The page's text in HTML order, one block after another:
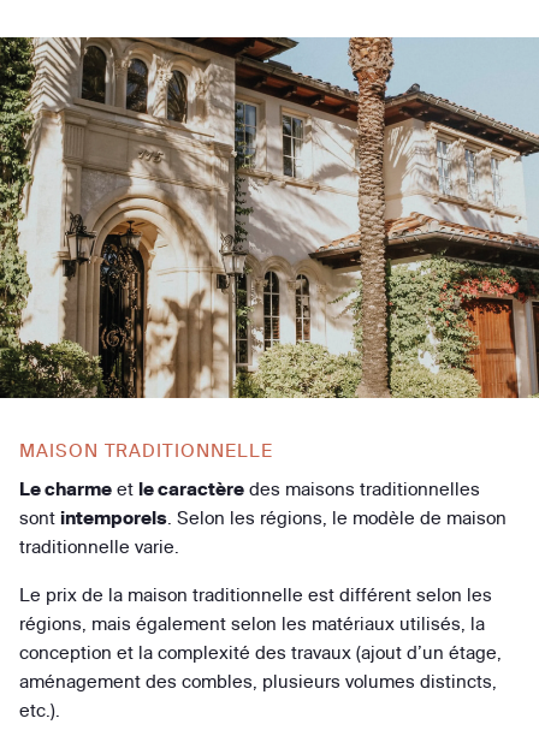
MAISON TRADITIONNELLE
Le charme et le caractère des maisons traditionnelles
sont intemporels. Selon les régions, le modèle de maison
traditionnelle varie.
Le prix de la maison traditionnelle est différent selon les
régions, mais également selon les matériaux utilisés, la
conception et la complexité des travaux (ajout d’un étage,
aménagement des combles, plusieurs volumes distincts,
etc.).